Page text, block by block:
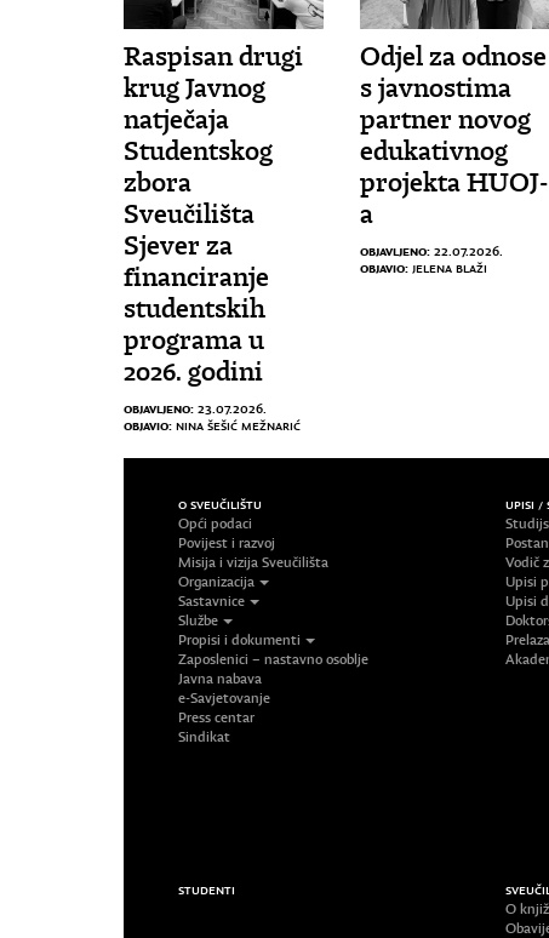
Raspisan drugi
krug Javnog
natječaja
Studentskog
zbora
Sveučilišta
Sjever za
financiranje
studentskih
programa u
2026. godini
OBJAVLJENO: 23.07.2026.
OBJAVIO: NINA ŠEŠIĆ MEŽNARIĆ
Odjel za odnose
s javnostima
partner novog
edukativnog
projekta HUOJ-
a
OBJAVLJENO: 22.07.2026.
OBJAVIO: JELENA BLAŽI
O SVEUČILIŠTU
Opći podaci
Povijest i razvoj
Misija i vizija Sveučilišta
Organizacija
Sastavnice
Službe
Propisi i dokumenti
Zaposlenici – nastavno osoblje
Javna nabava
e-Savjetovanje
Press centar
Sindikat
UPISI /
Vodič
Upisi
Upisi
STUDENTI
O